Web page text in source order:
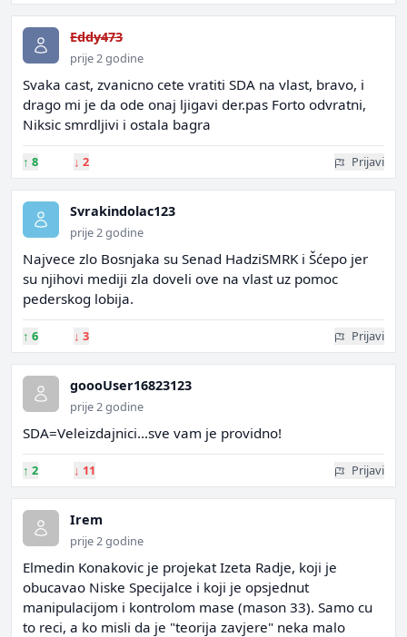
Eddy473
prije 2 godine
Svaka cast, zvanicno cete vratiti SDA na vlast, bravo, i
drago mi je da ode onaj ljigavi der.pas Forto odvratni,
Niksic smrdljivi i ostala bagra
↑ 8 ↓ 2 Prijavi
Svrakindolac123
prije 2 godine
Najvece zlo Bosnjaka su Senad HadziSMRK i Šćepo jer
su njihovi mediji zla doveli ove na vlast uz pomoc
pederskog lobija.
↑ 6 ↓ 3 Prijavi
goooUser16823123
prije 2 godine
SDA=Veleizdajnici...sve vam je providno!
↑ 2 ↓ 11 Prijavi
Irem
prije 2 godine
Elmedin Konakovic je projekat Izeta Radje, koji je
obucavao Niske Specijalce i koji je opsjednut
manipulacijom i kontrolom mase (mason 33). Samo cu
to reci, a ko misli da je "teorija zavjere" neka malo